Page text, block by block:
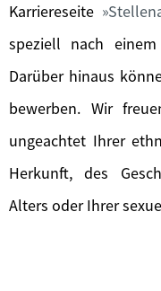
Karriereseite
speziell nach
Darüber hinaus
bewerben. Wir
ungeachtet Ihrer
Herkunft, des
Alters oder Ihrer